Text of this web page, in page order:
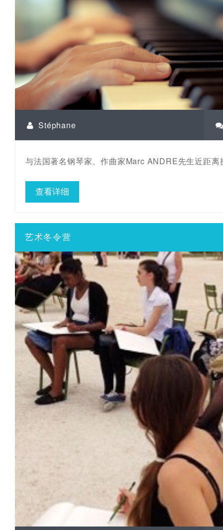
Stéphane
与法国著名钢琴家、作曲家Marc ANDRE先生近距
查看详细
艺术冬令营